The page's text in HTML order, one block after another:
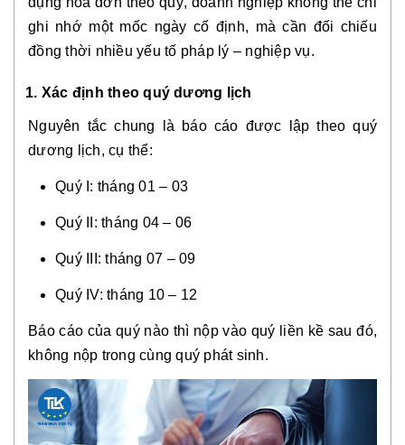
ghi nhớ một mốc ngày cố định, mà cần đối chiếu
đồng thời nhiều yếu tố pháp lý – nghiệp vụ.
1. Xác định theo quý dương lịch
Nguyên tắc chung là báo cáo được lập theo quý
dương lịch, cụ thể:
Quý I: tháng 01 – 03
Quý II: tháng 04 – 06
Quý III: tháng 07 – 09
Quý IV: tháng 10 – 12
Báo cáo của quý nào thì nộp vào quý liền kề sau đó,
không nộp trong cùng quý phát sinh.